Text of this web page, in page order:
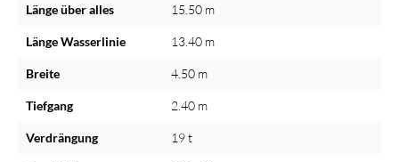
Länge über alles 15.50 m
Länge Wasserlinie 13.40 m
Breite 4.50 m
Tiefgang 2.40 m
Verdrängung 19 t